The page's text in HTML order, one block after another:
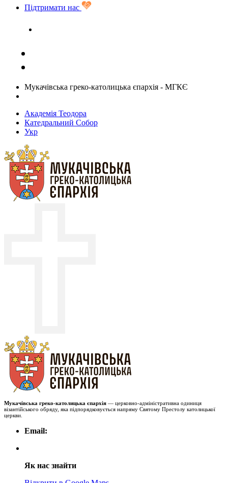
Підтримати нас
Мукачівська греко-католицька єпархія - МГКЄ
Академія Теодора
Катедральний Собор
Укр
Мукачівська греко-католицька єпархія — церковно-адміністративна одиниця
візантійського обряду, яка підпорядковується напряму Святому Престолу католицької
церкви.
Email:
Як нас знайти